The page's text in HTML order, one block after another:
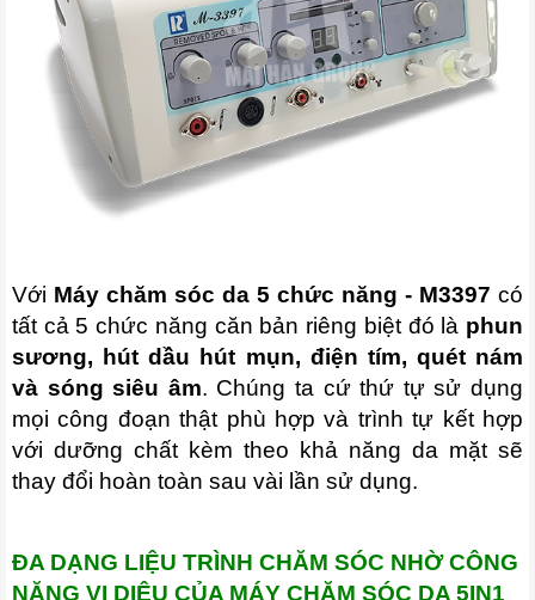
Với Máy chăm sóc da 5 chức năng - M3397 có
tất cả 5 chức năng căn bản riêng biệt đó là phun
sương, hút dầu hút mụn, điện tím, quét nám
và sóng siêu âm. Chúng ta cứ thứ tự sử dụng
mọi công đoạn thật phù hợp và trình tự kết hợp
với dưỡng chất kèm theo khả năng da mặt sẽ
thay đổi hoàn toàn sau vài lần sử dụng.
ĐA DẠNG LIỆU TRÌNH CHĂM SÓC NHỜ CÔNG
NĂNG VI DIỆU CỦA MÁY CHĂM SÓC DA 5IN1